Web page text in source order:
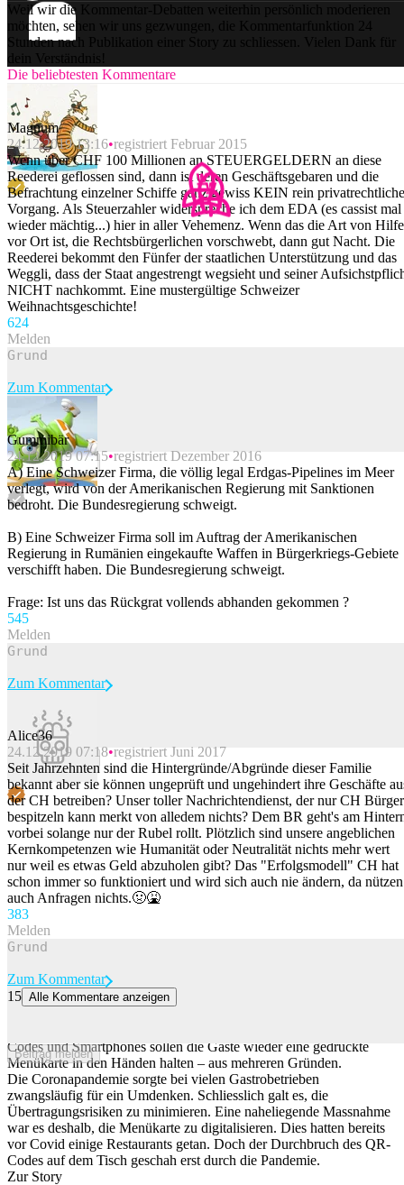
Weil wir die Kommentar-Debatten weiterhin persönlich moderieren
möchten, sehen wir uns gezwungen, die Kommentarfunktion 24
Stunden nach Publikation einer Story zu schliessen. Vielen Dank für
dein Verständnis!
Die beliebtesten Kommentare
Magnum
24.12.2019 13:16 registriert Februar 2015
Wenn über CHF 100 Millionen an STEUERGELDERN an diese
Reederei geflossen sind, dann ist deren Geschäftsgebaren und die
Befrachtung einzelner Schiffe ganz gewiss KEIN rein
Vorgang. Als Steuerzahler widerspreche ich dem EDA (es cassist mal
wieder mächtig...) hier in aller Vehemenz. Wenn das die Art von Hilfe
vor Ort ist, die Rechtsbürgerlichen vorschwebt, dann gut Nacht. Die
Reederei bekommt den Fünfer der staatlichen Unterstützung und das
Weggli, dass der Staat angestrengt wegsieht und seiner
NICHT nachkommt. Eine mustergültige Schweizer
Weihnachtsgeschichte!
624
Melden
Beitrag melden
Zum Kommentar
Gummibär
24.12.2019 07:15 registriert Dezember 2016
A) Eine Schweizer Firma, die völlig legal Erdgas-Pipelines im Meer
verlegt, wird von der Amerikanischen Regierung mit Sanktionen
bedroht. Die Bundesregierung schweigt.
B) Eine Schweizer Firma soll im Auftrag der Amerikanischen
Regierung in Rumänien eingekaufte Waffen in Bürgerkriegs-Gebiete
verschifft haben. Die Bundesregierung schweigt.
Frage: Ist uns das Rückgrat vollends abhanden gekommen ?
545
Melden
Beitrag melden
Zum Kommentar
Alice36
24.12.2019 07:18 registriert Juni 2017
Seit Jahrzehnten sind die Hintergründe/Abgründe dieser Familie
bekannt aber sie können ungeprüft und ungehindert ihre Geschäfte
der CH betreiben? Unser toller Nachrichtendienst, der nur CH Bürger
bespitzeln kann merkt von alledem nichts? Dem BR geht's am
vorbei solange nur der Rubel rollt. Plötzlich sind unsere angeblichen
Kernkompetenzen wie Humanität oder Neutralität nichts mehr wert
nur weil es etwas Geld abzuholen gibt? Das "Erfolgsmodell" CH hat
schon immer so funktioniert und wird sich auch nie ändern, da nützen
auch Anfragen nichts.🤢🤮
383
Melden
Beitrag melden
Zum Kommentar
15 Alle Kommentare anzeigen
Codes und Smartphones sollen die Gäste wieder eine gedruckte
Menükarte in den Händen halten – aus mehreren Gründen.
Die Coronapandemie sorgte bei vielen Gastrobetrieben
zwangsläufig für ein Umdenken. Schliesslich galt es, die
Übertragungsrisiken zu minimieren. Eine naheliegende Massnahme
war es deshalb, die Menükarte zu digitalisieren. Dies hatten bereits
vor Covid einige Restaurants getan. Doch der Durchbruch des QR-
Codes auf dem Tisch geschah erst durch die Pandemie.
Zur Story